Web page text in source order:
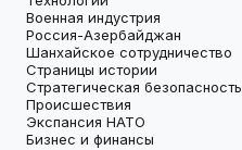
Военная индустрия
Россия-Азербайджан
Шанхайское сотрудничество
Страницы истории
Стратегическая безопасность
Происшествия
Экспансия НАТО
Бизнес и финансы